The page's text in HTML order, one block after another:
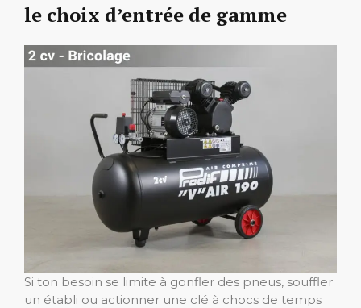
le choix d’entrée de gamme
Si ton besoin se limite à gonfler des pneus, souffler
un établi ou actionner une clé à chocs de temps